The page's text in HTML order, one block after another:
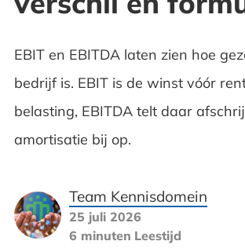
EBIT en EBITDA laten zien hoe
bedrijf is. EBIT is de winst vóór
belasting, EBITDA telt daar
amortisatie bij op.
Team Kennisdomein
25 juli 2026
6 minuten Leestijd